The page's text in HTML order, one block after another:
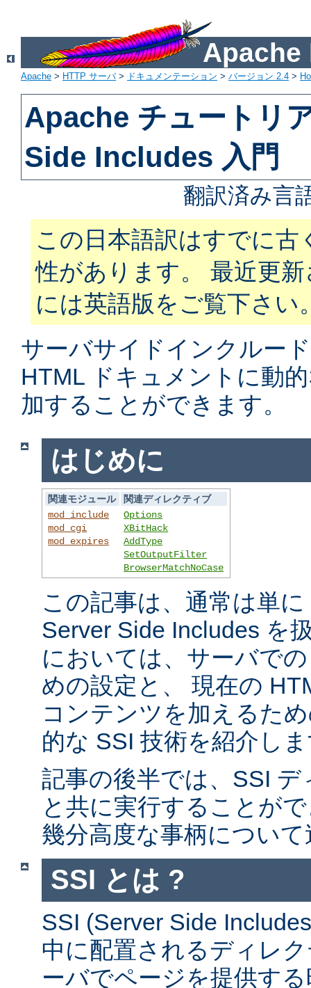
Apache
Apache > HTTP サーバ> ドキュメンテーション > バージョン 2.4 >
Apache チュートリ
Side Includes 入門
翻訳済み言
この日本語訳はすでに古
性があります。 最近更
には英語版をご覧下さい
サーバサイドインクルー
HTML ドキュメントに動
加することができます。
はじめに
関連モジュール
関連ディレクティブ
mod_include
mod_cgi
mod_expires
Options
XBitHack
AddType
SetOutputFilter
BrowserMatchNoCase
この記事は、通常は単
Server Side Includes を
においては、サーバで
めの設定と、 現在の
コンテンツを加えるた
的な SSI 技術を紹介し
記事の後半では、SSI
と共に実行することが
幾分高度な事柄につい
SSI とは ?
SSI (Server Side
中に配置されるディレ
ーバでページを提供す